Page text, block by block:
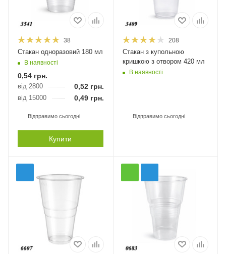
38
Стакан одноразовий 180 мл
В наявності
0,54 грн.
від 2800 0,52грн.
від 15000 0,49грн.
Відправимо сьогодні
Купити
208
Стакан з купольною
кришкою з отвором 420 мл
В наявності
Відправимо сьогодні